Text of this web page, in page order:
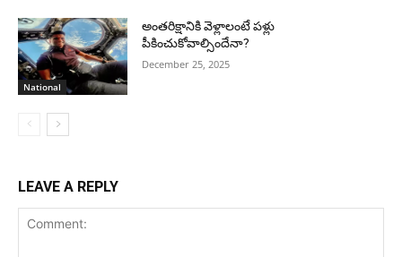
National
అంతరిక్షానికి వెళ్లాలంటే పళ్లు
పీకించుకోవాల్సిందేనా?
December 25, 2025
LEAVE A REPLY